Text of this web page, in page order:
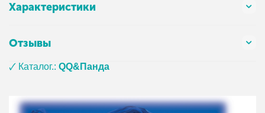
Характеристики
Отзывы
🗸 Каталог.:QQ&Панда